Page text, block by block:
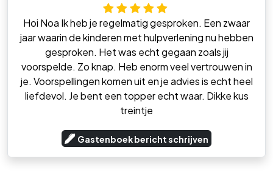
Hoi Noa Ik heb je regelmatig gesproken. Een zwaar
jaar waarin de kinderen met hulpverlening nu hebben
gesproken. Het was echt gegaan zoals jij
voorspelde. Zo knap. Heb enorm veel vertrouwen in
je. Voorspellingen komen uit en je advies is echt heel
liefdevol. Je bent een topper echt waar. Dikke kus
treintje
Gastenboek bericht schrijven